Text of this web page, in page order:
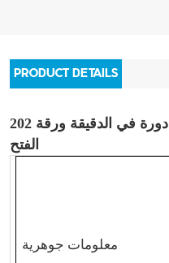
PRODUCT DETAILS
202 دورة في الدقيقة ورقة LOE من الألومنيوم سهلة
الفتح
معلومات جوهرية